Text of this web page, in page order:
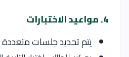
4. مواعيد الاختبارات
يتم تحديد جلسات متعددة